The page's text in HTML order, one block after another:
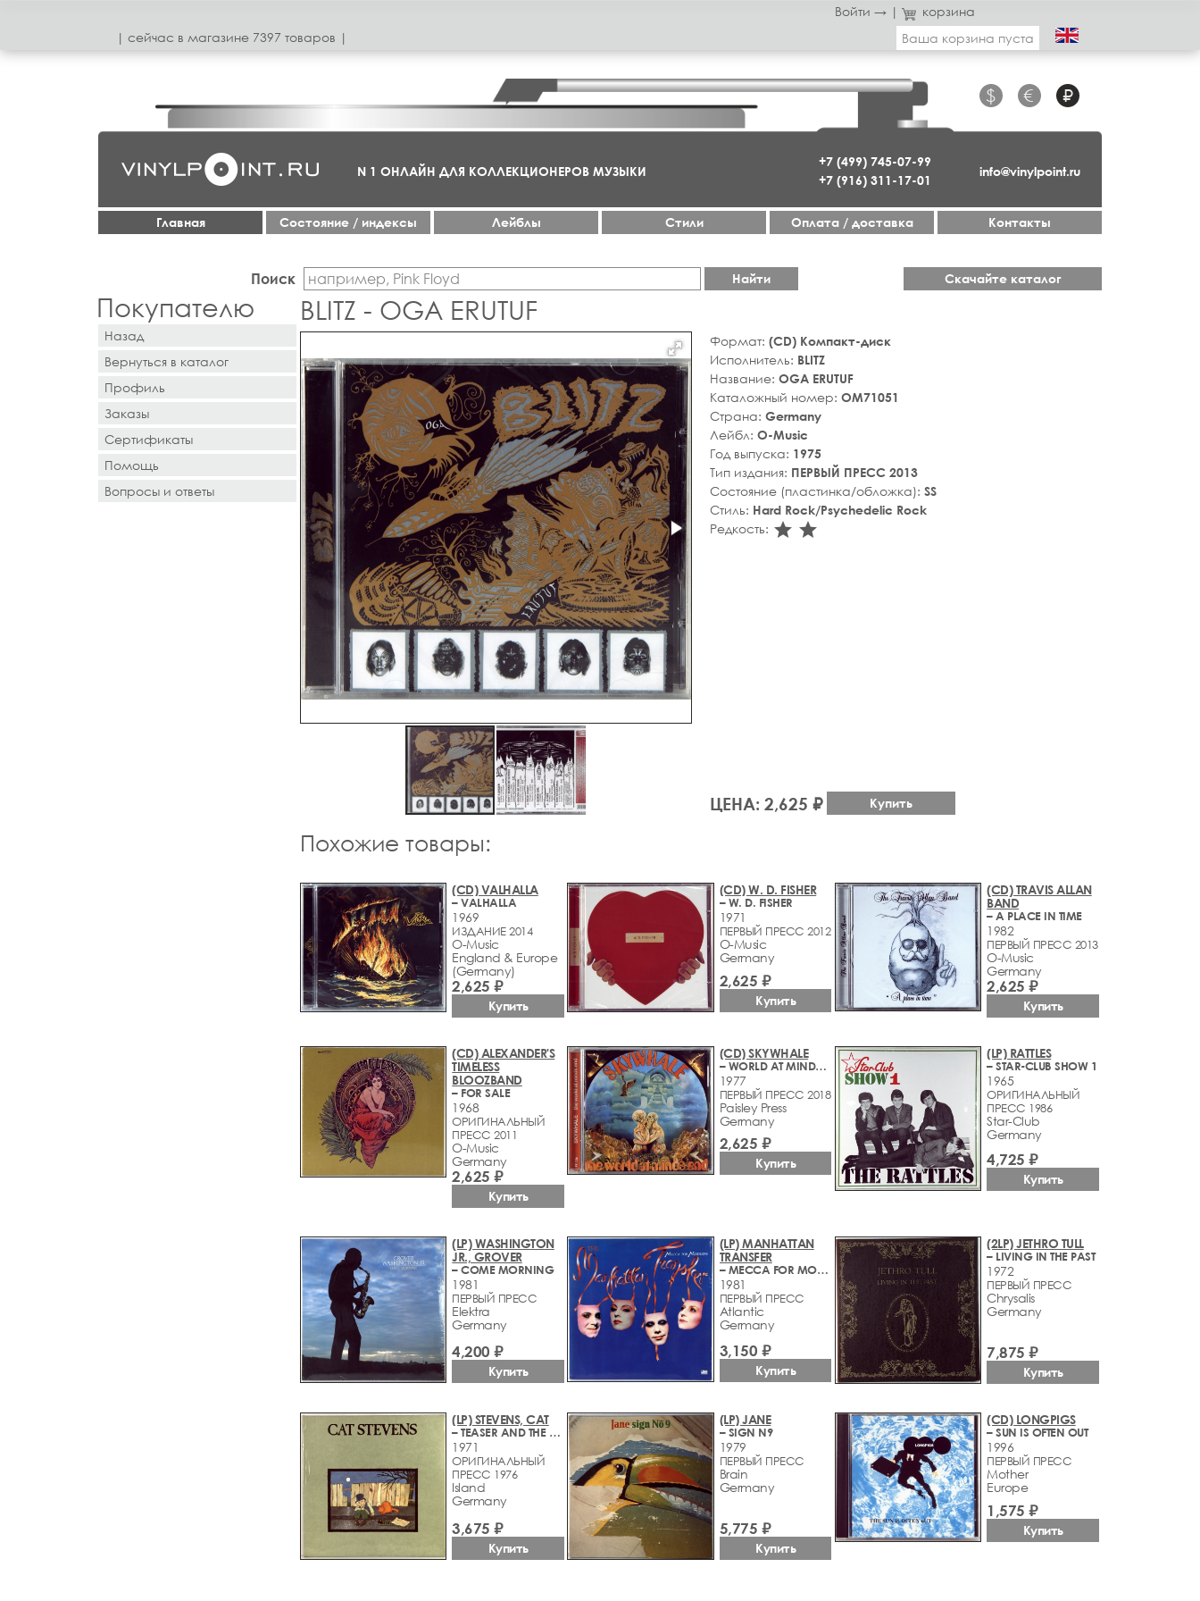
Войти → |
корзина
| сeйчас в магазинe 7397 товаров |
Ваша корзина пуста
+7 (499) 745-07-99
+7 (916) 311-17-01
$ € ₽
info@vinylpoint.ru
N 1 ОНЛАЙН ДЛЯ КОЛЛЕКЦИОНЕРОВ МУЗЫКИ
Главная Cостояние / индексы Лейблы Стили Оплата / доставка Контакты
Поиск Найти Скачайте каталог
Покупателю
Назад
Вернуться в каталог
Профиль
Заказы
Сертификаты
Помощь
Вопросы и ответы
BLITZ - OGA ERUTUF
Формат: (CD) Компакт-диск
Исполнитель: BLITZ
Название: OGA ERUTUF
Каталожный номер: OM71051
Страна: Germany
Лейбл: O-Music
Год выпуска: 1975
Тип издания: ПЕРВЫЙ ПРЕСС 2013
Состояние (пластинка/обложка): SS
Стиль: Hard Rock/Psychedelic Rock
Редкость: star_rate
star_rate
ЦЕНА: 2,625 ₽ Купить
Похожие товары:
(CD) VALHALLA
– VALHALLA
1969
ИЗДАНИЕ 2014
O-Music
England & Europe
(Germany)
2,625 ₽
Купить
(CD) W. D. FISHER
– W. D. FISHER
1971
ПЕРВЫЙ ПРЕСС 2012
O-Music
Germany
2,625 ₽
Купить
(CD) TRAVIS ALLAN
BAND
– A PLACE IN TIME
1982
ПЕРВЫЙ ПРЕСС 2013
O-Music
Germany
2,625 ₽
Купить
(CD) ALEXANDER'S
TIMELESS
BLOOZBAND
– FOR SALE
1968
ОРИГИНАЛЬНЫЙ
ПРЕСС 2011
O-Music
Germany
2,625 ₽
Купить
(CD) SKYWHALE
– WORLD AT MINDS END
1977
ПЕРВЫЙ ПРЕСС 2018
Paisley Press
Germany
2,625 ₽
Купить
(LP) RATTLES
– STAR-CLUB SHOW 1
1965
ОРИГИНАЛЬНЫЙ
ПРЕСС 1986
Star-Club
Germany
4,725 ₽
Купить
(LP) WASHINGTON
JR., GROVER
– COME MORNING
1981
ПЕРВЫЙ ПРЕСС
Elektra
Germany
4,200 ₽
Купить
(LP) MANHATTAN
TRANSFER
– MECCA FOR MODERNS
1981
ПЕРВЫЙ ПРЕСС
Atlantic
Germany
3,150 ₽
Купить
(2LP) JETHRO TULL
– LIVING IN THE PAST
1972
ПЕРВЫЙ ПРЕСС
Chrysalis
Germany
7,875 ₽
Купить
(LP) STEVENS, CAT
– TEASER AND THE FIRECAT
1971
ОРИГИНАЛЬНЫЙ
ПРЕСС 1976
Island
Germany
3,675 ₽
Купить
(LP) JANE
– SIGN N9
1979
ПЕРВЫЙ ПРЕСС
Brain
Germany
5,775 ₽
Купить
(CD) LONGPIGS
– SUN IS OFTEN OUT
1996
ПЕРВЫЙ ПРЕСС
Mother
Europe
1,575 ₽
Купить